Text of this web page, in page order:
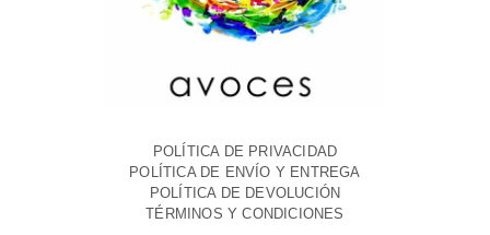
POLÍTICA DE PRIVACIDAD
POLÍTICA DE ENVÍO Y ENTREGA
POLÍTICA DE DEVOLUCIÓN
TÉRMINOS Y CONDICIONES